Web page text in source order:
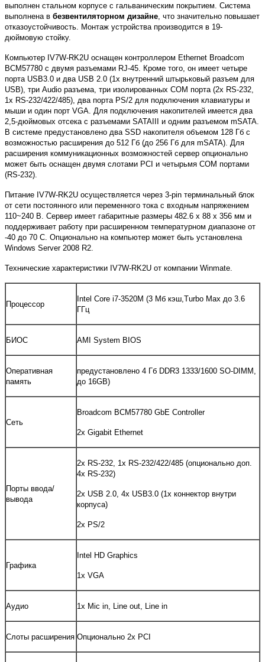
выполнен стальном корпусе с гальваническим покрытием. Система
выполнена в безвентиляторном дизайне , что значительно повышает
отказоустойчивость. Монтаж устройства производится в 19-
дюймовую стойку.
Компьютер IV7W-RK2U оснащен контроллером Ethernet Broadcom
BCM57780 с двумя разъемами RJ-45. Кроме того, он имеет четыре
порта USB3.0 и два USB 2.0 (1x внутренний штырьковый разъем для
USB), три Audio разъема, три изолированных COM порта (2x RS-232,
1x RS-232/422/485), два порта PS/2 для подключения клавиатуры и
мыши и один порт VGA. Для подключения накопителей имеется два
2,5-дюймовых отсека с разъемами SATAIII и одним разъемом mSATA.
В системе предустановлено два SSD накопителя объемом 128 Гб с
возможностью расширения до 512 Гб (до 256 Гб для mSATA). Для
расширения коммуникационных возможностей сервер опционально
может быть оснащен двумя слотами PCI и четырьмя COM портами
(RS-232).
Питание IV7W-RK2U осуществляется через 3-pin терминальный блок
от сети постоянного или переменного тока с входным напряжением
110~240 В. Сервер имеет габаритные размеры 482.6 x 88 x 356 мм и
поддерживает работу при расширенном температурном диапазоне от
-40 до 70 С. Опционально на компьютер может быть установлена
Windows Server 2008 R2.
Технические характеристики IV7W-RK2U от компании Winmate.
Процессор
Intel Core i7-3520M (3 Mб кэш,Turbo Max до 3.6
ГГц
БИОС AMI System BIOS
Оперативная
память
предустановлено 4 Гб DDR3 1333/1600 SO-DIMM,
до 16GB)
Сеть
Broadcom BCM57780 GbE Controller
2х Gigabit Ethernet
Порты ввода/
вывода
2x RS-232, 1x RS-232/422/485 (опционально доп.
4х RS-232)
2x USB 2.0, 4x USB3.0 (1х коннектор внутри
корпуса)
2x PS/2
Графика
Intel HD Graphics
1x VGA
Аудио 1x Mic in, Line out, Line in
Слоты расширения Опционально 2х PCI